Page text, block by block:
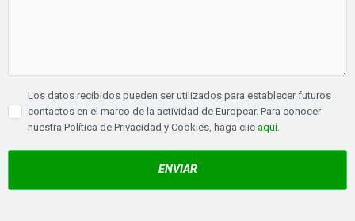
Los datos recibidos pueden ser utilizados para establecer futuros
contactos en el marco de la actividad de Europcar. Para conocer
nuestra Política de Privacidad y Cookies, haga clic aquí.
ENVIAR